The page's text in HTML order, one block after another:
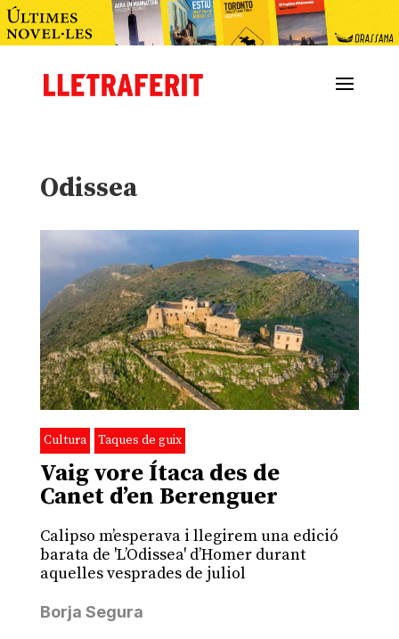
Odissea
Cultura Taques de guix
Vaig vore Ítaca des de
Canet d’en Berenguer
Calipso m’esperava i llegirem una edició
barata de 'L’Odissea' d’Homer durant
aquelles vesprades de juliol
Borja Segura